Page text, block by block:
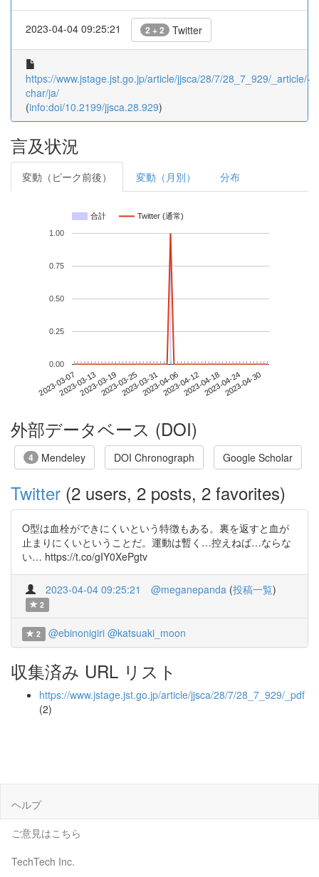
2023-04-04 09:25:21 2 + 2 Twitter
https://www.jstage.jst.go.jp/article/jjsca/28/7/28_7_929/_article/-
char/ja/
(info:doi/10.2199/jjsca.28.929)
言及状況
変動（ピーク前後） 変動（月別） 分布
合計 Twitter (通常)
2023-03-072023-03-132023-03-192023-03-252023-03-312023-04-062023-04-122023-04-182023-04-242023-04-30
0.00
0.25
0.50
0.75
1.00
外部データベース (DOI)
4 Mendeley DOI Chronograph Google Scholar
Twitter (2 users, 2 posts, 2 favorites)
O型は血栓ができにくいという特徴もある。裏を返すと血が
止まりにくいということだ。運動は暫く…控えねば…ならな
い… https://t.co/gIY0XePgtv
2023-04-04 09:25:21 @meganepanda (投稿一覧)
2
2 @ebinonigiri @katsuaki_moon
収集済み URL リスト
https://www.jstage.jst.go.jp/article/jjsca/28/7/28_7_929/_pdf
(2)
ヘルプ
ご意見はこちら
TechTech Inc.